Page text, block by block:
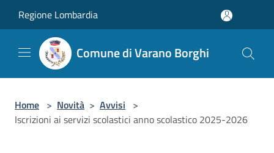
Regione Lombardia
Comune di Varano Borghi
Home > Novità > Avvisi >
Iscrizioni ai servizi scolastici anno scolastico 2025-2026